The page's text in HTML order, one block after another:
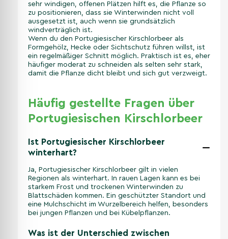
sehr windigen, offenen Plätzen hilft es, die Pflanze so
zu positionieren, dass sie Winterwinden nicht voll
ausgesetzt ist, auch wenn sie grundsätzlich
windverträglich ist.
Wenn du den Portugiesischer Kirschlorbeer als
Formgehölz, Hecke oder Sichtschutz führen willst, ist
ein regelmäßiger Schnitt möglich. Praktisch ist es, eher
häufiger moderat zu schneiden als selten sehr stark,
damit die Pflanze dicht bleibt und sich gut verzweigt.
Häufig gestellte Fragen über
Portugiesischen Kirschlorbeer
Ist Portugiesischer Kirschlorbeer
winterhart?
Ja, Portugiesischer Kirschlorbeer gilt in vielen
Regionen als winterhart. In rauen Lagen kann es bei
starkem Frost und trockenen Winterwinden zu
Blattschäden kommen. Ein geschützter Standort und
eine Mulchschicht im Wurzelbereich helfen, besonders
bei jungen Pflanzen und bei Kübelpflanzen.
Was ist der Unterschied zwischen